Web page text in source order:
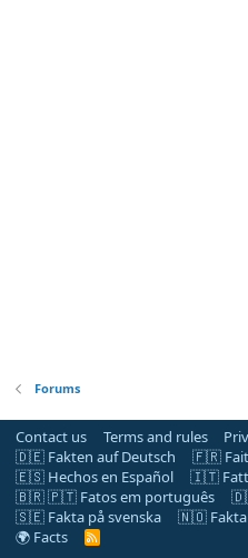
Forums
Contact us Terms and rules
🇩🇪 Fakten auf Deutsch
🇫🇷
🇪🇸 Hechos en Español
🇮🇹
🇧🇷 🇵🇹 Fatos em português
🇸🇪 Fakta på svenska
🇳🇴 Fakta
🌍 Facts
R